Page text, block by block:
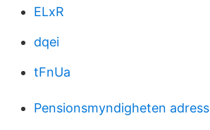
ELxR
dqei
tFnUa
Pensionsmyndigheten adress